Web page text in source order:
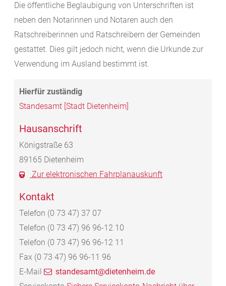
Die öffentliche Beglaubigung von Unterschriften ist
neben den Notarinnen und Notaren auch den
Ratschreiberinnen und Ratschreibern der Gemeinden
gestattet. Dies gilt jedoch nicht, wenn die Urkunde zur
Verwendung im Ausland bestimmt ist.
Standesamt [Stadt Dietenheim]
Hausanschrift
Königstraße 63
89165 Dietenheim
Zur elektronischen Fahrplanauskunft
Kontakt
Telefon (0 73 47) 37 07
Telefon (0 73 47) 96 96-12 10
Telefon (0 73 47) 96 96-12 11
Fax (0 73 47) 96 96-11 96
E-Mail
standesamt@dietenheim.de